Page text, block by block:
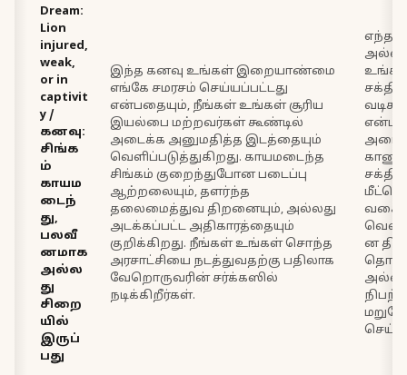
Dream:
Lion
injured,
weak,
or in
captivit
y /
கனவு:
சிங்க
ம்
காயம
டைந்
து,
பலவீ
னமாக
அல்ல
து
சிறை
யில்
இருப்
பது
இந்த கனவு உங்கள் இறையாண்மை
எங்கே சமரசம் செய்யப்பட்டது
என்பதையும், நீங்கள் உங்கள் சூரிய
இயல்பை மற்றவர்கள் கூண்டில்
அடைக்க அனுமதித்த இடத்தையும்
வெளிப்படுத்துகிறது. காயமடைந்த
சிங்கம் குறைந்துபோன படைப்பு
ஆற்றலையும், தளர்ந்த
தலைமைத்துவ திறனையும், அல்லது
அடக்கப்பட்ட அதிகாரத்தையும்
குறிக்கிறது. நீங்கள் உங்கள் சொந்த
அரசாட்சியை நடத்துவதற்கு பதிலாக
வேறொருவரின் சர்க்கஸில்
நடிக்கிறீர்கள்.
எந்த
ன